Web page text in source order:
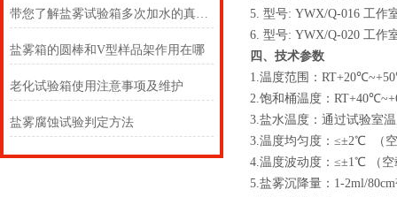
带您了解盐雾试验箱多次加水的真相！
盐雾箱的圆棒和V型样品架作用在哪
老化试验箱使用注意事项及维护
盐雾腐蚀试验判定方法
5. 型号: YWX/Q-016 工作
6. 型号: YWX/Q-020 工作
四、技术参数
1.温度范围：
2.饱和桶温度：
3.盐水温度：通过试验室
3.温度均匀度：≤±2℃ （
4.温度波动度：≤±1℃ （空
5.盐雾沉降量：1-2ml/